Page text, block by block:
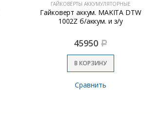
ГАЙКОВЁРТЫ АККУМУЛЯТОРНЫЕ
Гайковерт аккум. MAKITA DTW
1002Z б/аккум. и з/у
45950 Р
В КОРЗИНУ
Сравнить